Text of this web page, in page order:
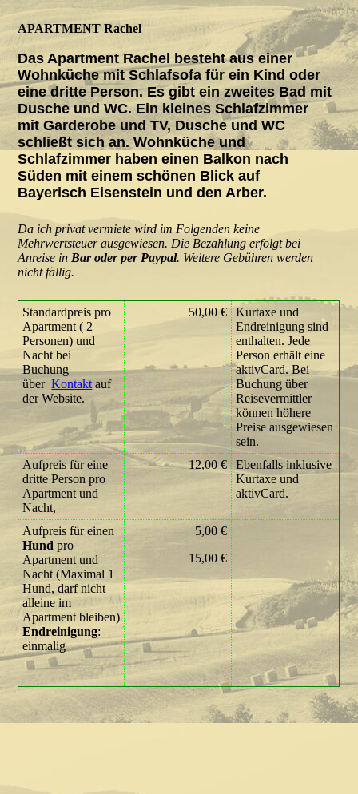
APARTMENT Rachel
Das Apartment Rachel besteht aus einer
Wohnküche mit Schlafsofa für ein Kind oder
eine dritte Person. Es gibt ein zweites Bad mit
Dusche und WC. Ein kleines Schlafzimmer
mit Garderobe und TV, Dusche und WC
schließt sich an. Wohnküche und
Schlafzimmer haben einen Balkon nach
Süden mit einem schönen Blick auf
Bayerisch Eisenstein und den Arber.
Da ich privat vermiete wird im Folgenden keine
Mehrwertsteuer ausgewiesen. Die Bezahlung erfolgt bei
Anreise in Bar oder per Paypal. Weitere Gebühren werden
nicht fällig.
Standardpreis pro
Apartment ( 2
Personen) und
Nacht bei
Buchung
überKontakt auf
der Website.
50,00 €
Kurtaxe und
Endreinigung sind
enthalten. Jede
Person erhält eine
aktivCard. Bei
Buchung über
Reisevermittler
können höhere
Preise ausgewiesen
sein.
Aufpreis für eine
dritte Person pro
Apartment und
Nacht,
12,00 €
Ebenfalls inklusive
Kurtaxe und
aktivCard.
Aufpreis für einen
Hund pro
Apartment und
Nacht (Maximal 1
Hund, darf nicht
alleine im
Apartment bleiben)
Endreinigung:
einmalig
5,00 €
15,00 €